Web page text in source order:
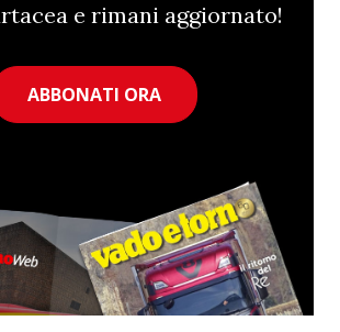
e rimani aggiornato!
ABBONATI ORA